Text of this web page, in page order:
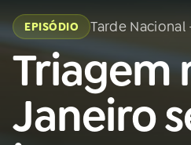
Buscar
na
Rádio
Nacional
na
Rádio
Nacional
EPISÓDIO Tarde
Triagem
Janeiro